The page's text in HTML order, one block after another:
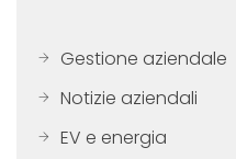
Gestione aziendale
Notizie aziendali
EV e energia